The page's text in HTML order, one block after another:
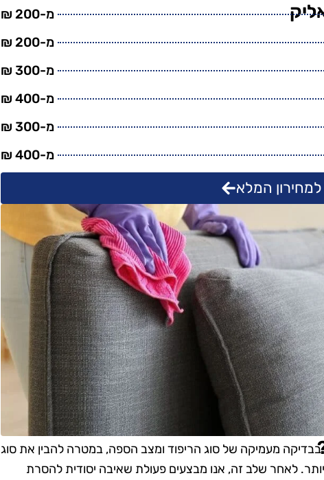
מ-200 ₪
מ-200 ₪
מ-300 ₪
מ-400 ₪
מ-300 ₪
מ-400 ₪
למחירון המלא
מעמיקה של סוג הריפוד ומצב הספה, במטרה להבין את סוג
לאחר שלב זה, אנו מבצעים פעולת שאיבה יסודית להסרת